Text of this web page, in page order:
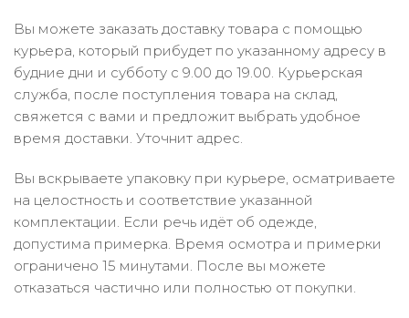
Вы можете заказать доставку товара с помощью
курьера, который прибудет по указанному адресу в
будние дни и субботу с 9.00 до 19.00. Курьерская
служба, после поступления товара на склад,
свяжется с вами и предложит выбрать удобное
время доставки. Уточнит адрес.
Вы вскрываете упаковку при курьере, осматриваете
на целостность и соответствие указанной
комплектации. Если речь идёт об одежде,
допустима примерка. Время осмотра и примерки
ограничено 15 минутами. После вы можете
отказаться частично или полностью от покупки.